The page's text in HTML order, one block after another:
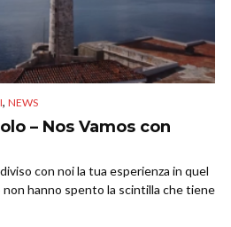
, NEWS
– Nos Vamos con
con noi la tua esperienza in quel
non hanno spento la scintilla che tiene